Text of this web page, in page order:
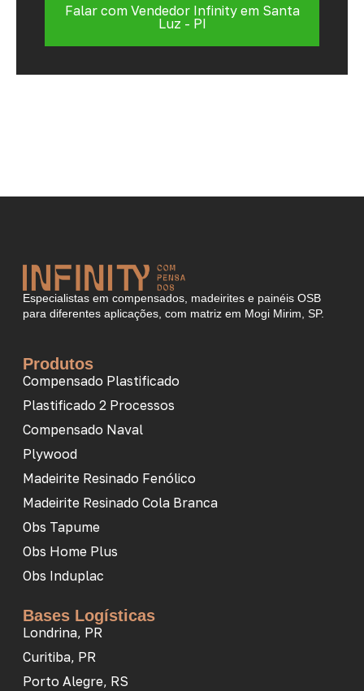
Falar com Vendedor Infinity em Santa
Luz - PI
Especialistas em compensados, madeirites e painéis OSB
para diferentes aplicações, com matriz em Mogi Mirim, SP.
Produtos
Compensado Plastificado
Plastificado 2 Processos
Compensado Naval
Plywood
Madeirite Resinado Fenólico
Madeirite Resinado Cola Branca
Obs Tapume
Obs Home Plus
Obs Induplac
Bases Logísticas
Londrina, PR
Curitiba, PR
Porto Alegre, RS